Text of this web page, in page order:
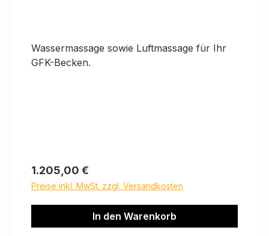
Wassermassage sowie Luftmassage für Ihr
GFK-Becken.
Regulärer Preis:
1.205,00 €
Preise inkl. MwSt. zzgl. Versandkosten
In den Warenkorb